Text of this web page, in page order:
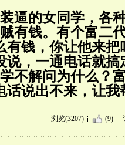
逼的女同学，各
有钱。有个富二
有钱，你让他来把
说，一通电话就
不解问为什么？
话说出不来，让我
浏览(3207) (9)